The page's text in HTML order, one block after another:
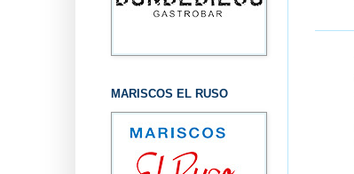
MARISCOS EL RUSO